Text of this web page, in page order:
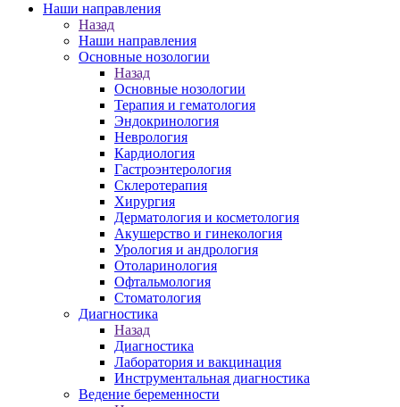
Наши направления
Назад
Наши направления
Основные нозологии
Назад
Основные нозологии
Терапия и гематология
Эндокринология
Неврология
Кардиология
Гастроэнтерология
Склеротерапия
Хирургия
Дерматология и косметология
Акушерство и гинекология
Урология и андрология
Отоларинология
Офтальмология
Стоматология
Диагностика
Назад
Диагностика
Лаборатория и вакцинация
Инструментальная диагностика
Ведение беременности